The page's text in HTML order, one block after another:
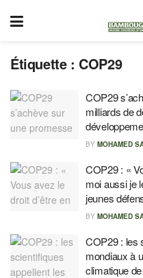
Étiquette : COP29
COP29
milliards de
BY MOHAMED
COP29 : «
moi aussi je
jeunes
BY MOHAMED
COP29 : les
mondiaux à
climatique de